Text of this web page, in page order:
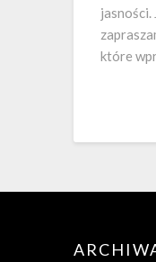
jasności.
które